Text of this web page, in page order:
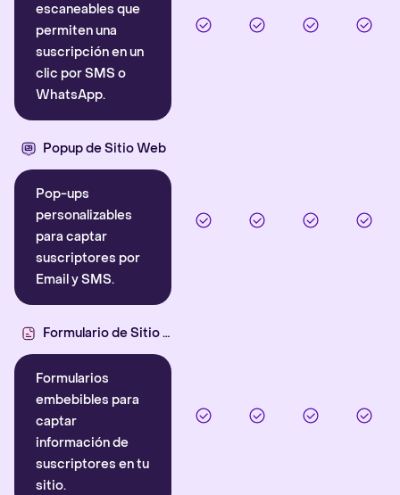
escaneables que
permiten una
suscripción en un
clic por SMS o
WhatsApp.
Popup de Sitio Web
Pop-ups
personalizables
para captar
suscriptores por
Email y SMS.
Formulario de Sitio Web
Formularios
embebibles para
captar
información de
suscriptores en tu
sitio.